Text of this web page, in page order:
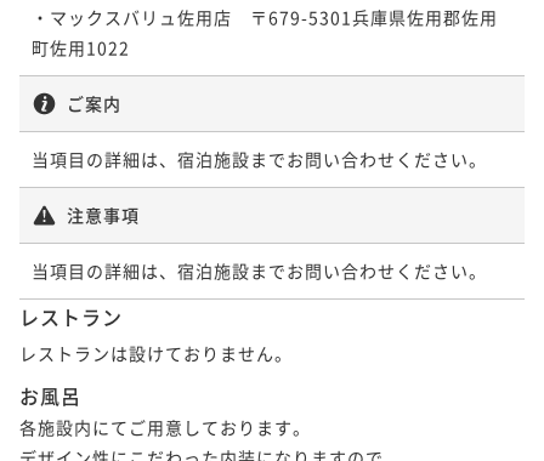
・マックスバリュ佐用店　〒679-5301兵庫県佐用郡佐用
ご案内
当項目の詳細は、宿泊施設までお問い合わせください。
注意事項
当項目の詳細は、宿泊施設までお問い合わせください。
レストラン
レストランは設けておりません。
お風呂
各施設内にてご用意しております。